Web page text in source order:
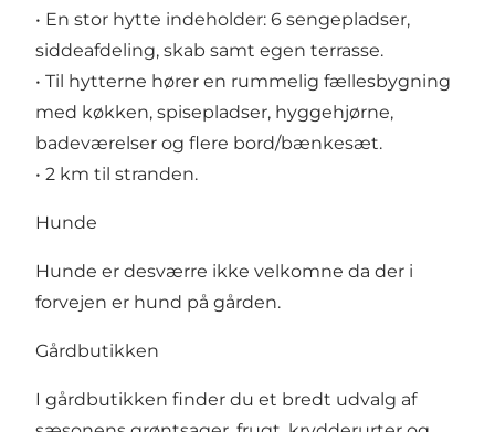
• En stor hytte indeholder: 6 sengepladser,
siddeafdeling, skab samt egen terrasse.
• Til hytterne hører en rummelig fællesbygning
med køkken, spisepladser, hyggehjørne,
badeværelser og flere bord/bænkesæt.
• 2 km til stranden.
Hunde
Hunde er desværre ikke velkomne da der i
forvejen er hund på gården.
Gårdbutikken
I gårdbutikken finder du et bredt udvalg af